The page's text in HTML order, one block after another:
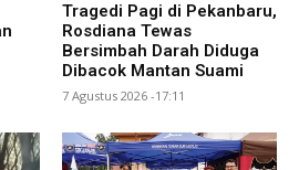
Tragedi Pagi di Pekanbaru,
Rosdiana Tewas
Bersimbah Darah Diduga
Dibacok Mantan Suami
7 Agustus 2026 -17:11